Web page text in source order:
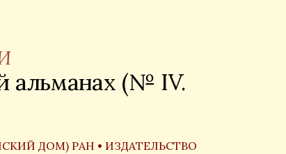
альманах (№ IV.
ДОМ) РАН • ИЗДАТЕЛЬСТВО